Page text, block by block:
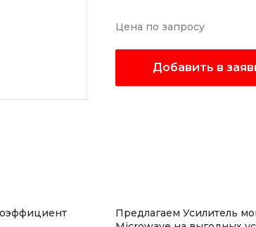
Цена по запросу
Добавить в
Предлагаем Усилитель